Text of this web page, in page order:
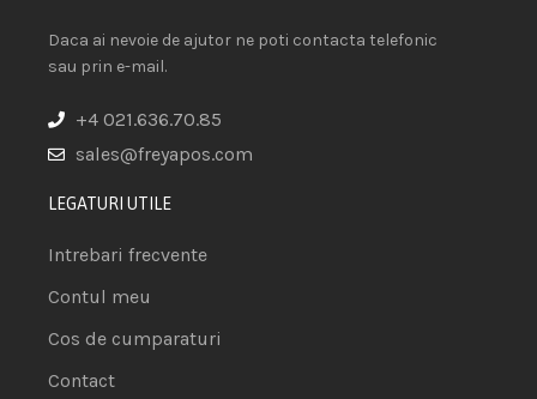
Daca ai nevoie de ajutor ne poti contacta telefonic
sau prin e-mail.
+4 021.636.70.85
sales@freyapos.com
LEGATURI UTILE
Intrebari frecvente
Contul meu
Cos de cumparaturi
Contact